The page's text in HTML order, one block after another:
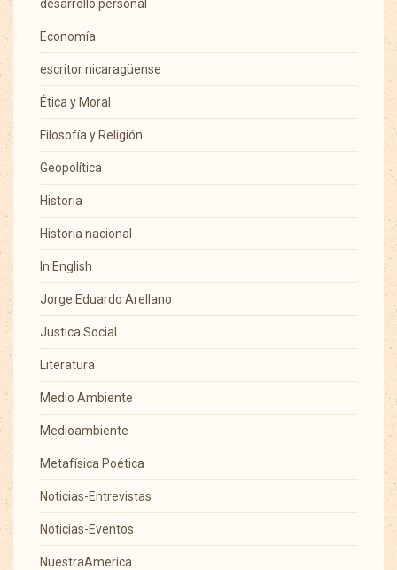
desarrollo personal
Economía
escritor nicaragüense
Ética y Moral
Filosofía y Religión
Geopolítica
Historia
Historia nacional
In English
Jorge Eduardo Arellano
Justica Social
Literatura
Medio Ambiente
Medioambiente
Metafísica Poética
Noticias-Entrevistas
Noticias-Eventos
NuestraAmerica